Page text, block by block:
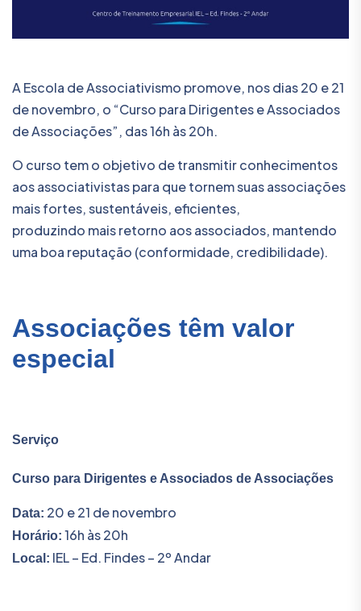
A Escola de Associativismo promove, nos dias 20 e 21
de novembro, o “Curso para Dirigentes e Associados
de Associações”, das 16h às 20h.
O curso tem o objetivo de transmitir conhecimentos
aos associativistas para que tornem suas associações
mais fortes, sustentáveis, eficientes,
produzindo mais retorno aos associados, mantendo
uma boa reputação (conformidade, credibilidade).
Associações têm valor
especial
Serviço
Curso para Dirigentes e Associados de Associações
Data: 20 e 21 de novembro
Horário: 16h às 20h
Local: IEL – Ed. Findes – 2º Andar